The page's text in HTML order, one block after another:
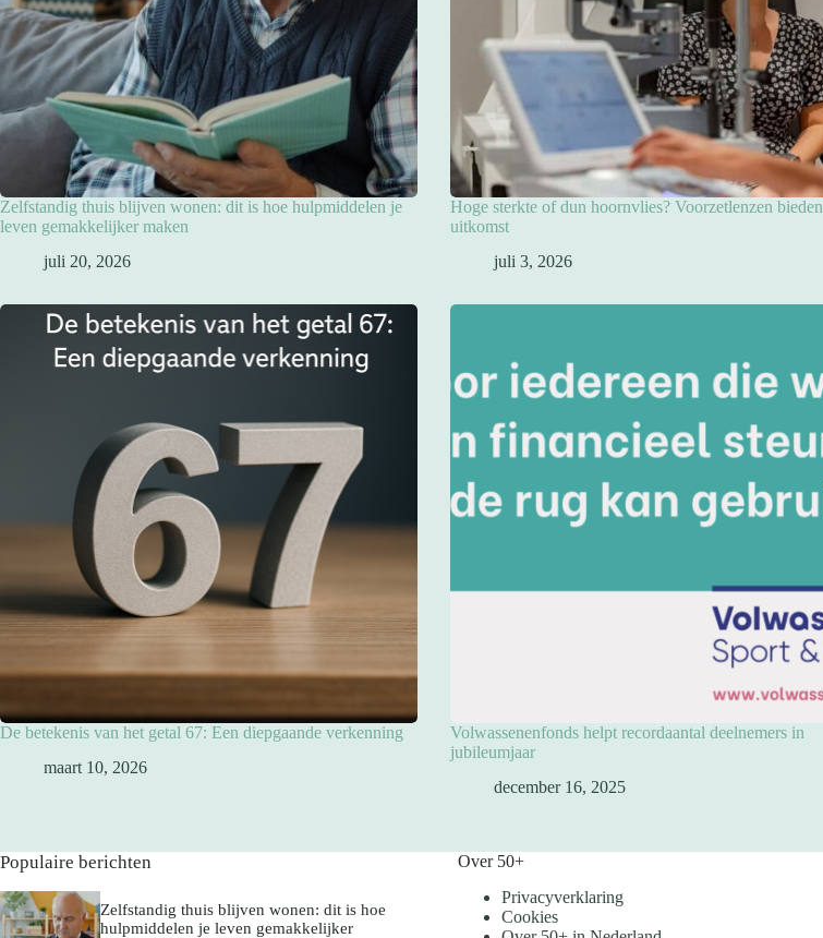
Zelfstandig thuis blijven wonen: dit is hoe hulpmiddelen je
leven gemakkelijker maken
juli 20, 2026
Hoge sterkte of dun hoornvlies? Voorzetlenzen bieden
uitkomst
juli 3, 2026
De betekenis van het getal 67: Een diepgaande verkenning
maart 10, 2026
Volwassenenfonds helpt recordaantal deelnemers in
jubileumjaar
december 16, 2025
Populaire berichten
Zelfstandig thuis blijven wonen: dit is hoe
hulpmiddelen je leven gemakkelijker
Over 50+
Privacyverklaring
Cookies